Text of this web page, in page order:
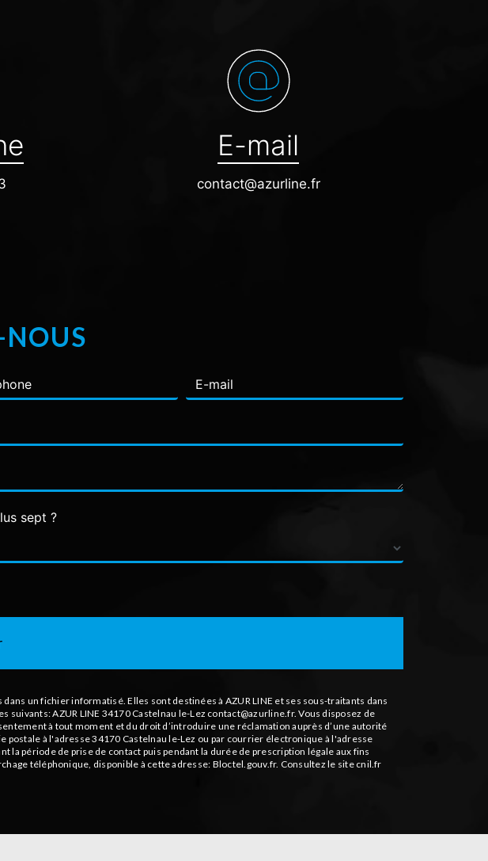
E-mail
contact@azurline.fr
sept ?
un fichier informatisé. Elles sont destinées à AZUR LINE et ses sous-traitants dans
AZUR LINE 34170 Castelnau le-Lez contact@azurline.fr. Vous disposez de
à tout moment et du droit d’introduire une réclamation auprès d’une autorité
à l'adresse 34170 Castelnau le-Lez ou par courrier électronique à l'adresse
période de prise de contact puis pendant la durée de prescription légale aux fins
téléphonique, disponible à cette adresse: Bloctel.gouv.fr. Consultez le site cnil.fr